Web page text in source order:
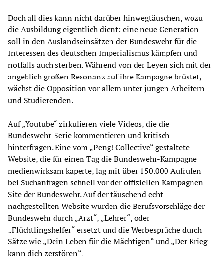
Doch all dies kann nicht darüber hinwegtäuschen, wozu
die Ausbildung eigentlich dient: eine neue Generation
soll in den Auslandseinsätzen der Bundeswehr für die
Interessen des deutschen Imperialismus kämpfen und
notfalls auch sterben. Während von der Leyen sich mit der
angeblich großen Resonanz auf ihre Kampagne brüstet,
wächst die Opposition vor allem unter jungen Arbeitern
und Studierenden.
Auf „Youtube“ zirkulieren viele Videos, die die
Bundeswehr-Serie kommentieren und kritisch
hinterfragen. Eine vom „Peng! Collective“ gestaltete
Website, die für einen Tag die Bundeswehr-Kampagne
medienwirksam kaperte, lag mit über 150.000 Aufrufen
bei Suchanfragen schnell vor der offiziellen Kampagnen-
Site der Bundeswehr. Auf der täuschend echt
nachgestellten Website wurden die Berufsvorschläge der
Bundeswehr durch „Arzt“, „Lehrer“, oder
„Flüchtlingshelfer“ ersetzt und die Werbesprüche durch
Sätze wie „Dein Leben für die Mächtigen“ und „Der Krieg
kann dich zerstören“.